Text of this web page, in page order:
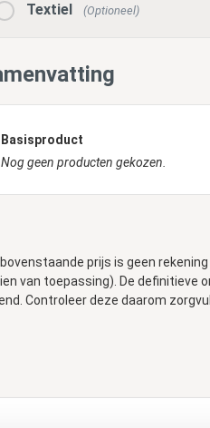
Textiel (Optioneel)
Basisproduct
Nog geen producten gekozen.
prijs is geen
van toepassing). De definitieve
Controleer deze daarom